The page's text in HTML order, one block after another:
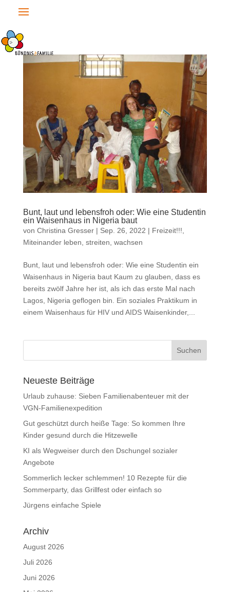
Bunt, laut und lebensfroh oder: Wie eine Studentin
ein Waisenhaus in Nigeria baut
von Christina Gresser| Sep. 26, 2022 | Freizeit!!!
Miteinander leben, streiten, wachsen
Bunt, laut und lebensfroh oder: Wie eine Studentin ein
Waisenhaus in Nigeria baut Kaum zu glauben, dass es
bereits zwölf Jahre her ist, als ich das erste Mal nach
Lagos, Nigeria geflogen bin. Ein soziales Praktikum in
einem Waisenhaus für HIV und AIDS Waisenkinder,...
Neueste Beiträge
Urlaub zuhause: Sieben Familienabenteuer mit der
VGN-Familienexpedition
Gut geschützt durch heiße Tage: So kommen Ihre
Kinder gesund durch die Hitzewelle
KI als Wegweiser durch den Dschungel sozialer
Angebote
Sommerlich lecker schlemmen! 10 Rezepte für die
Sommerparty, das Grillfest oder einfach so
Jürgens einfache Spiele
Archiv
August 2026
Juli 2026
Juni 2026